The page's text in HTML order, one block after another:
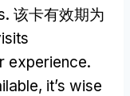
. 该卡有效期为
experience.
, it’s wise